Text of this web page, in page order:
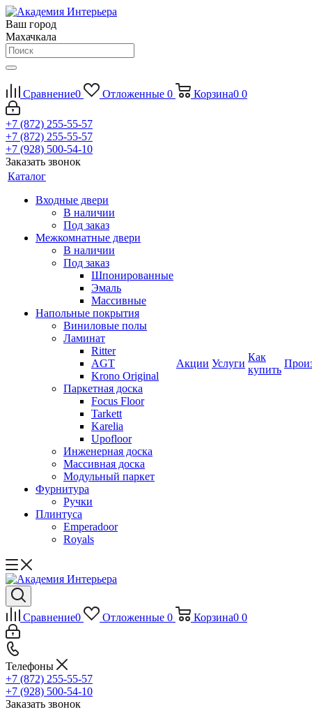
Ваш город
Махачкала
Сравнение0 Отложенные 0 Корзина0 0
+7 (872) 255-55-57
+7 (872) 255-55-57
+7 (928) 500-54-10
Заказать звонок
Каталог
Входные двери
В наличии
Под заказ
Межкомнатные двери
В наличии
Под заказ
Шпонированные
Эмаль
Массивные
Напольные покрытия
Виниловые полы
Ламинат
Ritter
AGT
Krono Original
Паркетная доска
Focus Floor
Tarkett
Karelia
Upofloor
Инженерная доска
Массивная доска
Модульный паркет
Фурнитура
Ручки
Плинтуса
Emperadoor
Royals
Акции Услуги
Как
купить
Сравнение0 Отложенные 0 Корзина0 0
Телефоны
+7 (872) 255-55-57
+7 (928) 500-54-10
Заказать звонок